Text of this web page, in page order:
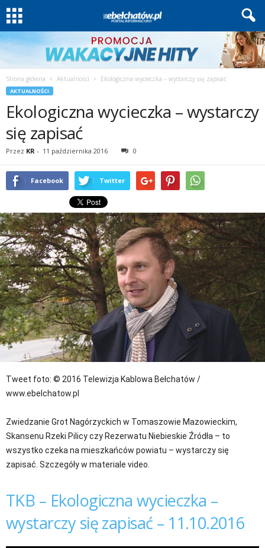
Strona główna Aktualności Ekologiczna wycieczka – wystarczy się zapisać
AKTUALNOŚCI
Ekologiczna wycieczka – wystarczy
się zapisać
Przez KR - 11 października 2016 0
Facebook Twitter
Tweet foto: © 2016 Telewizja Kablowa Bełchatów /
www.ebelchatow.pl
Zwiedzanie Grot Nagórzyckich w Tomaszowie Mazowieckim,
Skansenu Rzeki Pilicy czy Rezerwatu Niebieskie Źródła – to
wszystko czeka na mieszkańców powiatu – wystarczy się
zapisać. Szczegóły w materiale video.
TKB – Ekologiczna wycieczka –
wystarczy się zapisać – 11.10.2016